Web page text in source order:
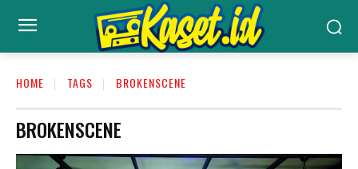
HOME TAGS BROKENSCENE
BROKENSCENE